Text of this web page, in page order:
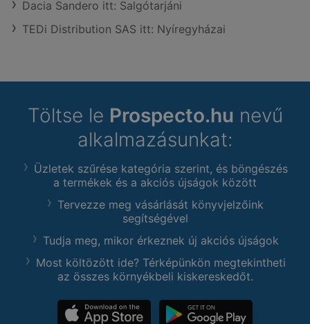
Dacia Sandero itt: Salgótarjáni
TEDi Distribution SAS itt: Nyíregyházai
Töltse le Prospecto.hu nevű
alkalmazásunkat:
Üzletek szűrése kategória szerint, és böngészés
a termékek és a akciós újságok között
Tervezze meg vásárlását könyvjelzőink
segítségével
Tudja meg, mikor érkeznek új akciós újságok
Most költözött ide? Térképünkön megtekintheti
az összes környékbeli kiskereskedőt.